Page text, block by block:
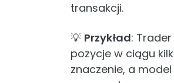
transakcji.
💡 Przykład:
pozycje w ciągu
znaczenie, a